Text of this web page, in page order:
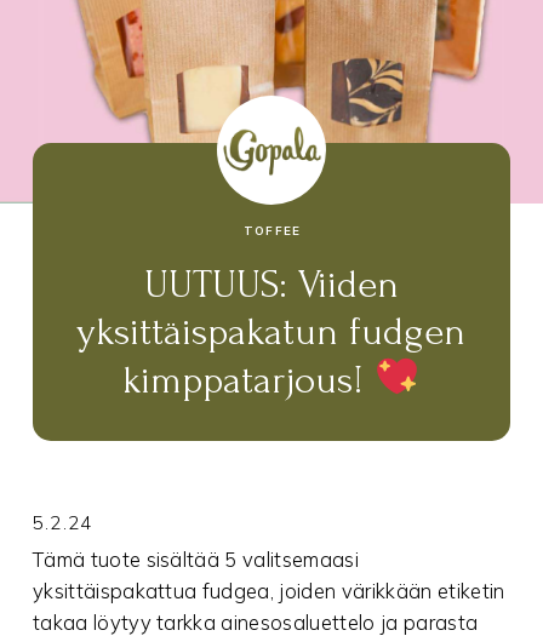
TOFFEE
UUTUUS: Viiden
yksittäispakatun fudgen
kimppatarjous!
5.2.24
Tämä tuote sisältää 5 valitsemaasi
yksittäispakattua fudgea, joiden värikkään etiketin
takaa löytyy tarkka ainesosaluettelo ja parasta